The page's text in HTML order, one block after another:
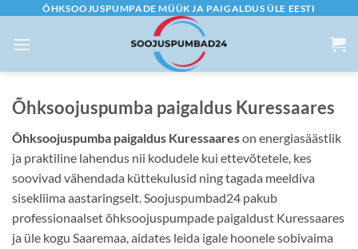
content
ÕHKSOOJUSPUMPADE MÜÜK JA PAIGALDUS ÜLE EESTI
Õhksoojuspumba paigaldus Kuressaares
Õhksoojuspumba paigaldus Kuressaareson energiasäästlik
ja praktiline lahendus nii kodudele kui ettevõtetele, kes
soovivad vähendada küttekulusid ning tagada meeldiva
sisekliima aastaringselt. Soojuspumbad24 pakub
professionaalset õhksoojuspumpade paigaldust Kuressaares
ja üle kogu Saaremaa, aidates leida igale hoonele sobivaima